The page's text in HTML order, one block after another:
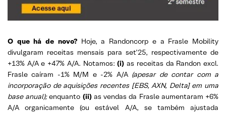
O que há de novo? Hoje, a Randoncorp e a Frasle Mobility
divulgaram receitas mensais para set’25, respectivamente de
+13% A/A e +47% A/A. Notamos:(i) as receitas da Randon excl.
Frasle caíram -1% M/M e -2% A/A (apesar de contar com a
incorporação de aquisições recentes [EBS, AXN, Delta] em uma
base anual);enquanto (ii) as vendas da Frasle aumentaram +6%
A/A organicamente (ou estável A/A, se também ajustada